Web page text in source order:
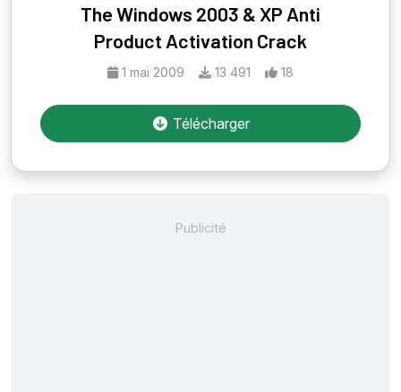
The Windows 2003 & XP Anti
Product Activation Crack
1 mai 2009 13 491 18
Télécharger